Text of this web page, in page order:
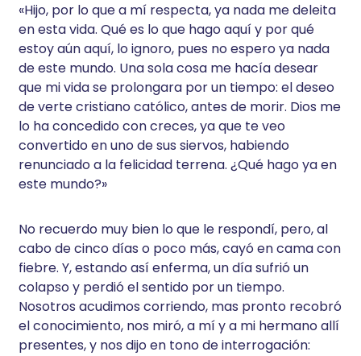
«Hijo, por lo que a mí respecta, ya nada me deleita
en esta vida. Qué es lo que hago aquí y por qué
estoy aún aquí, lo ignoro, pues no espero ya nada
de este mundo. Una sola cosa me hacía desear
que mi vida se prolongara por un tiempo: el deseo
de verte cristiano católico, antes de morir. Dios me
lo ha concedido con creces, ya que te veo
convertido en uno de sus siervos, habiendo
renunciado a la felicidad terrena. ¿Qué hago ya en
este mundo?»
No recuerdo muy bien lo que le respondí, pero, al
cabo de cinco días o poco más, cayó en cama con
fiebre. Y, estando así enferma, un día sufrió un
colapso y perdió el sentido por un tiempo.
Nosotros acudimos corriendo, mas pronto recobró
el conocimiento, nos miró, a mí y a mi hermano allí
presentes, y nos dijo en tono de interrogación: